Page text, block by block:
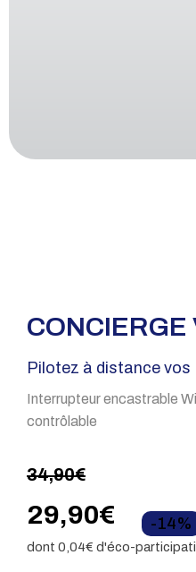
CONCIERGE
Pilotez à distance
Interrupteur encastrable
contrôlable
34,90€
Le
prix
29,90€ Le
prix
-14%
dont 0,04€ d'éco-